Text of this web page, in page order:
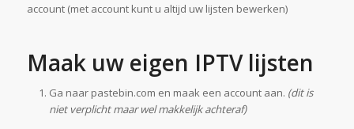
account (met account kunt u altijd uw lijsten bewerken)
Maak uw eigen IPTV lijsten
Ga naar pastebin.com en maak een account aan. (dit is
niet verplicht maar wel makkelijk achteraf)